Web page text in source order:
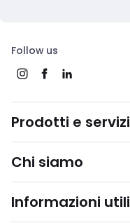
Follow us
Prodotti e servizi
Chi siamo
Informazioni utili